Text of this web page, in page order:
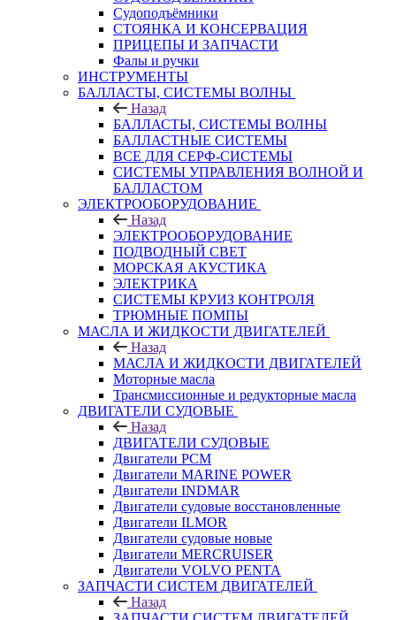
Судоподъёмники
СТОЯНКА И КОНСЕРВАЦИЯ
ПРИЦЕПЫ И ЗАПЧАСТИ
Фалы и ручки
ИНСТРУМЕНТЫ
БАЛЛАСТЫ, СИСТЕМЫ ВОЛНЫ
Назад
БАЛЛАСТЫ, СИСТЕМЫ ВОЛНЫ
БАЛЛАСТНЫЕ СИСТЕМЫ
ВСЕ ДЛЯ СЕРФ-СИСТЕМЫ
СИСТЕМЫ УПРАВЛЕНИЯ ВОЛНОЙ И
БАЛЛАСТОМ
ЭЛЕКТРООБОРУДОВАНИЕ
Назад
ЭЛЕКТРООБОРУДОВАНИЕ
ПОДВОДНЫЙ СВЕТ
МОРСКАЯ АКУСТИКА
ЭЛЕКТРИКА
СИСТЕМЫ КРУИЗ КОНТРОЛЯ
ТРЮМНЫЕ ПОМПЫ
МАСЛА И ЖИДКОСТИ ДВИГАТЕЛЕЙ
Назад
МАСЛА И ЖИДКОСТИ ДВИГАТЕЛЕЙ
Моторные масла
Трансмиссионные и редукторные масла
ДВИГАТЕЛИ СУДОВЫЕ
Назад
ДВИГАТЕЛИ СУДОВЫЕ
Двигатели PCM
Двигатели MARINE POWER
Двигатели INDMAR
Двигатели судовые восстановленные
Двигатели ILMOR
Двигатели судовые новые
Двигатели MERCRUISER
Двигатели VOLVO PENTA
ЗАПЧАСТИ СИСТЕМ ДВИГАТЕЛЕЙ
Назад